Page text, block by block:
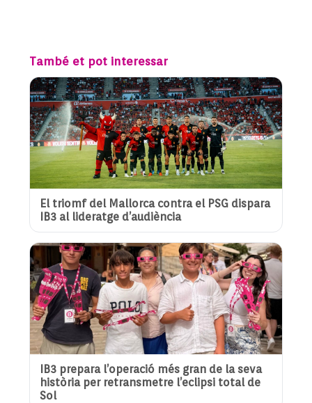
També et pot interessar
El triomf del Mallorca contra el PSG dispara
IB3 al lideratge d’audiència
IB3 prepara l’operació més gran de la seva
història per retransmetre l’eclipsi total de
Sol